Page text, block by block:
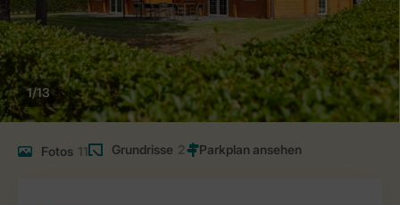
1/13
Fotos 11 Grundrisse 2